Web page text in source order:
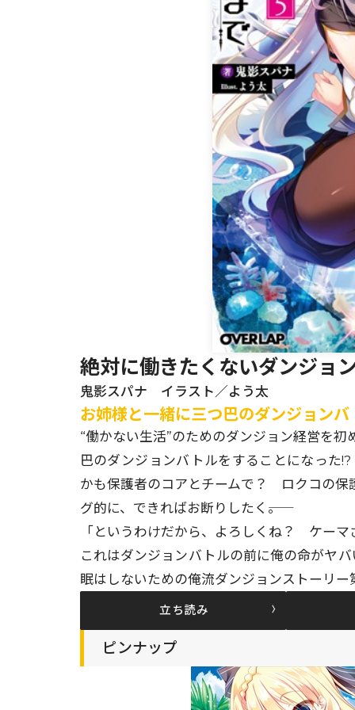
絶対に働きたくないダンジョ
鬼影スパナ イラスト／よう太
お姉様と一緒に三つ巴のダンジョンバ
“働かない生活”のためのダンジョン経営を
巴のダンジョンバトルをすることになっ
かも保護者のコアとチームで？ ロクコの
グ的に、できればお断りしたく――。
「というわけだから、よろしくね？ ケーマ
これはダンジョンバトルの前に俺の命がヤ
眠はしないための俺流ダンジョンストーリー
立ち読み
ピンナップ